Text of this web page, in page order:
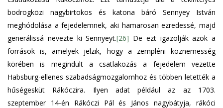
bodrogközi nagybirtokos és katona báró Sennyey István
meghódolása a fejedelemnek, aki hamarosan ezredessé, majd
generálissá nevezte ki Sennyeyt.[26] De ezt igazolják azok a
források is, amelyek jelzik, hogy a zempléni köznemesség
körében is megindult a csatlakozás a fejedelem vezette
Habsburg-ellenes szabadságmozgalomhoz és többen letették a
hűségesküt Rákóczira. Ilyen adat például az az 1703.
szeptember 14-én Rákóczi Pál és János nagybátyja, rákóci